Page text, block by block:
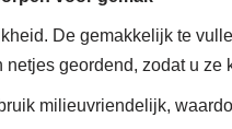
De gemakkelijk te
geordend, zodat u ze
milieuvriendelijk,